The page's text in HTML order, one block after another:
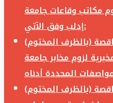
مكاتب وقاعات جامعة
إدلب وفق الآتي:
(بالظرف المختوم)
لزوم مخابر جامعة
(بالظرف المختوم)